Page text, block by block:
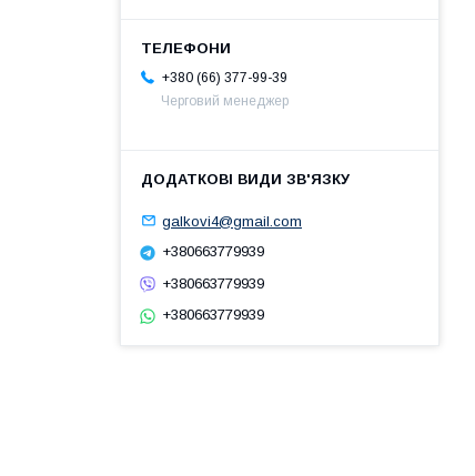
+380 (66) 377-99-39
Черговий менеджер
galkovi4@gmail.com
+380663779939
+380663779939
+380663779939